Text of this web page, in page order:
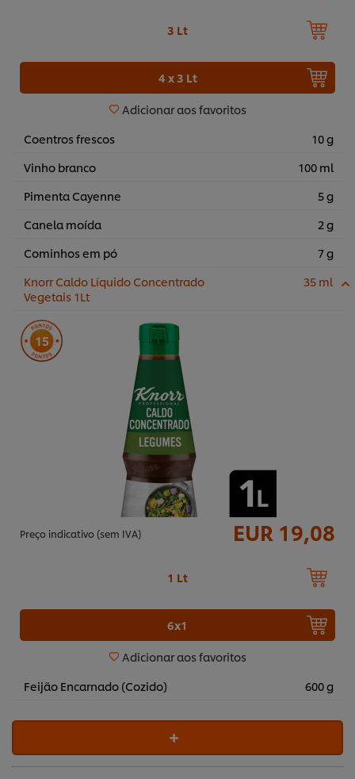
3 Lt
4 x 3 Lt
Adicionar aos favoritos
Coentros frescos
10 g
Vinho branco
100 ml
Pimenta Cayenne
5 g
Canela moída
2 g
Cominhos em pó
7 g
Knorr Caldo Líquido Concentrado
Vegetais 1Lt
35 ml
15
Preço indicativo (sem IVA) EUR 19,08
1 Lt
6x1
Adicionar aos favoritos
Feijão Encarnado (Cozido)
600 g
Utilizamos cookies (e técnicas semelhantes) para
melhorar a sua experiência no nosso site. Os Cookies
permitem-lhe disfrutar de certas funcionalidades (tais